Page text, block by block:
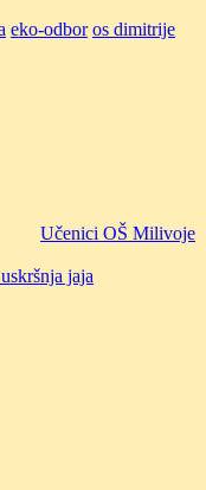
eko-odbor os dimitrije
Učenici OŠ Milivoje
jaja